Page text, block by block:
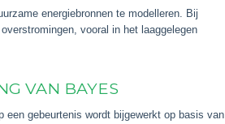
energiebronnen te modelleren. Bij
vooral in het laaggelegen
VAN BAYES
gebeurtenis wordt bijgewerkt op basis van